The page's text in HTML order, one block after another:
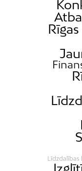
Līdzdalības